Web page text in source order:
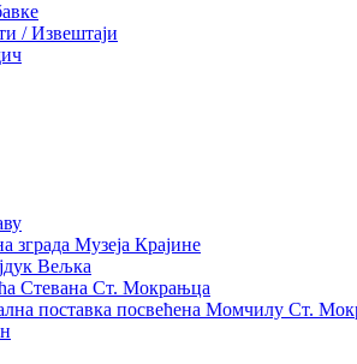
/ Извештаји
зграда Музеја Крајине
Вељка
Стевана Ст. Мокрањца
поставка посвећена Момчилу Ст.